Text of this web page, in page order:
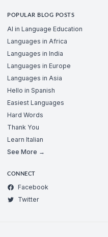
POPULAR BLOG POSTS
AI in Language Education
Languages in Africa
Languages in India
Languages in Europe
Languages in Asia
Hello in Spanish
Easiest Languages
Hard Words
Thank You
Learn Italian
See More →
CONNECT
Facebook
Twitter